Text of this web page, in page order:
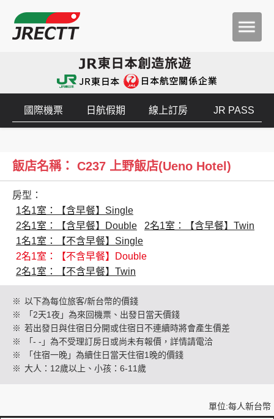
創造旅遊
國際機票 日航假期 線上訂房 JR PASS
飯店名稱： C237 上野飯店(Ueno Hotel)
房型：
1名1室：【含早餐】Single
2名1室：【含早餐】Double
2名1室：【含早餐】Twin
1名1室：【不含早餐】Single
2名1室：【不含早餐】Double
2名1室：【不含早餐】Twin
※ 以下為每位旅客/新台幣的價錢
※
「2天1夜」為來回機票、出發日當天價錢
※ 若出發日與住宿日分開或住宿日不連續時將會產生價差
※
「- -」為不受理訂房日或尚未有報價，詳情請電洽
※
「住宿一晚」為續住日當天住宿1晚的價錢
※ 大人：12歲以上、小孩：6-11歲
單位:每人新台幣